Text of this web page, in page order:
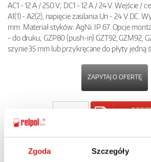
Zgoda Szczegóły
AC1 - 12 A / 250 V; DC1 - 12 A / 24 V. Wejście /
A1(1) - A2(2), napięcie zasilania Un - 24 V DC.
mm. Materiał styków: AgNi. IP 67. Opcje
- do druku; GZP80 (push-in) GZT92, GZM92,
szynie 35 mm lub przykręcane do płyty jedną
ZAPYTAJ O OFERTĘ
POWRÓT